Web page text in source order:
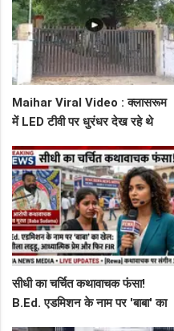
Maihar Viral Video : क्लासरूम
में LED टीवी पर धुरंधर देख रहे थे
शिकायत
सीधी का चर्चित कथावाचक फंसा!
B.Ed. एडमिशन के नाम पर 'बाबा' का